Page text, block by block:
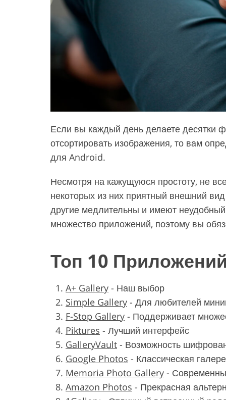
Сервисы ретуши товаров Ретушь ювелирных
Если вы каждый день делаете десятки
отсортировать изображения, то вам
для Android.
Несмотря на кажущуюся простоту, не
некоторых из них приятный внешний
другие медлительны и имеют
множество приложений, поэтому вы
Топ 10
A+ Gallery - Наш выбор
Simple Gallery - Для любителей
F-Stop Gallery - Поддерживает
Piktures - Лучший интерфейс
GalleryVault - Возможность
Google Photos - Классическая
Memoria Photo Gallery -
Amazon Photos - Прекрасная